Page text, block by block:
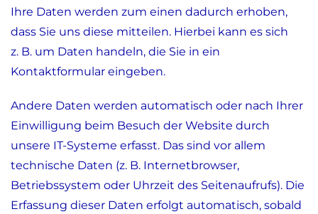
Ihre Daten werden zum einen dadurch erhoben,
dass Sie uns diese mitteilen. Hierbei kann es sich
z. B. um Daten handeln, die Sie in ein
Kontaktformular eingeben.
Andere Daten werden automatisch oder nach Ihrer
Einwilligung beim Besuch der Website durch
unsere IT-Systeme erfasst. Das sind vor allem
technische Daten (z. B. Internetbrowser,
Betriebssystem oder Uhrzeit des Seitenaufrufs). Die
Erfassung dieser Daten erfolgt automatisch, sobald